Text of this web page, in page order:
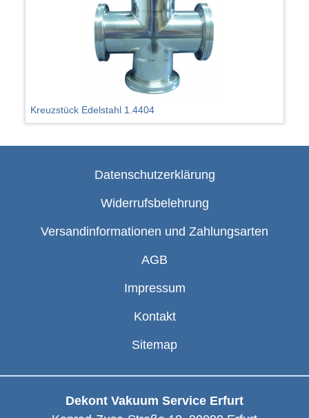
Kreuzstück Edelstahl 1.4404
Datenschutzerklärung
Widerrufsbelehrung
Versandinformationen und Zahlungsarten
AGB
Impressum
Kontakt
Sitemap
Dekont Vakuum Service Erfurt